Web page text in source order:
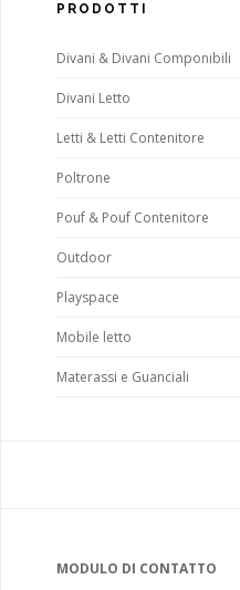
PRODOTTI
Divani & Divani Componibili
Divani Letto
Letti & Letti Contenitore
Poltrone
Pouf & Pouf Contenitore
Outdoor
Playspace
Mobile letto
Materassi e Guanciali
MODULO DI CONTATTO